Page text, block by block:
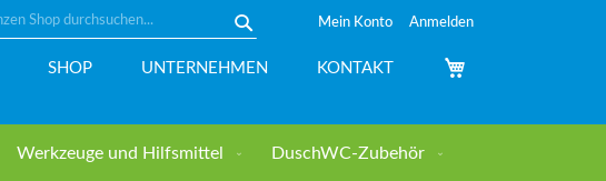
Mein Konto Anmelden
SHOP UNTERNEHMEN KONTAKT
Werkzeuge und Hilfsmittel DuschWC-Zubehör